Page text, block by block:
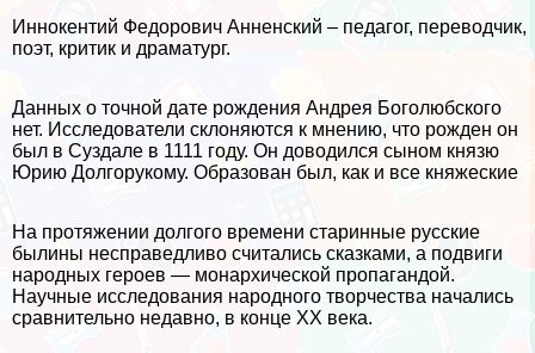
Иннокентий Федорович Анненский – педагог, переводчик,
поэт, критик и драматург.
Данных о точной дате рождения Андрея Боголюбского
нет. Исследователи склоняются к мнению, что рожден он
был в Суздале в 1111 году. Он доводился сыном князю
Юрию Долгорукому. Образован был, как и все княжеские
На протяжении долгого времени старинные русские
былины несправедливо считались сказками, а подвиги
народных героев — монархической пропагандой.
Научные исследования народного творчества начались
сравнительно недавно, в конце XX века.